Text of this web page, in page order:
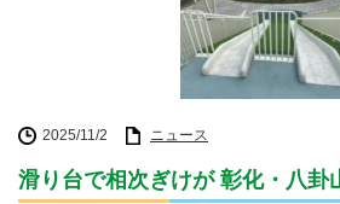
2025/11/2 ニュース
滑り台で相次ぎけが 彰化・八卦